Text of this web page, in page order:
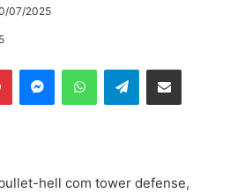
07/2025
PinterestMessengerWhatsAppTelegramCompartilhar via e-mail
hell com tower defense,